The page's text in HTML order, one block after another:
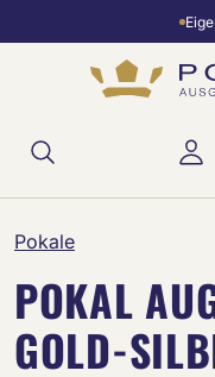
Zum Hauptinhalt
Pokale
POKAL
GOLD-